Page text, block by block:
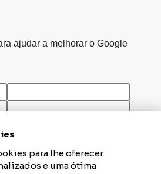
ajudar a melhorar o Google
para lhe oferecer
e uma ótima